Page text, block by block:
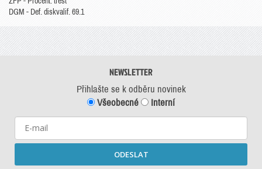
DGM - Def. diskvalif. 69.1
NEWSLETTER
Přihlašte se k odběru novinek
Všeobecné
Interní
ODESLAT